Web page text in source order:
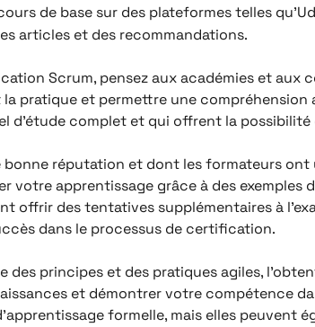
de base sur des plateformes telles
articles et des recommandations.
Scrum, pensez aux académies et aux
pratique et permettre une
complet et qui offrent la possibilité
réputation et dont les formateurs ont
votre apprentissage grâce à des exemples
offrir des tentatives supplémentaires à
dans le processus de certification.
des principes et des pratiques agiles,
et démontrer votre compétence
formelle, mais elles peuvent